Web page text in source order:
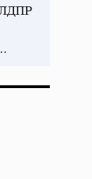
ЛДПР